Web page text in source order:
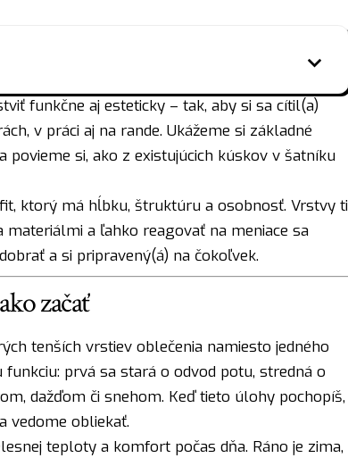
funkčne aj esteticky – tak, aby si sa cítil(a)
v práci aj na rande. Ukážeme si základné
povieme si, ako z existujúcich kúskov v šatníku
ktorý má hĺbku, štruktúru a osobnosť. Vrstvy ti
a ľahko reagovať na meniace sa
a si pripravený(á) na čokoľvek.
začať
tenších vrstiev oblečenia namiesto jedného
prvá sa stará o odvod potu, stredná o
dažďom či snehom. Keď tieto úlohy pochopíš,
vedome obliekať.
teploty a komfort počas dňa. Ráno je zima,